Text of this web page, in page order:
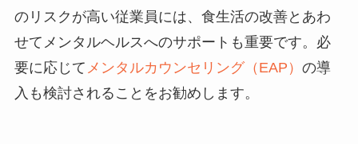
のリスクが高い従業員には、食生活の改善とあわ
せてメンタルヘルスへのサポートも重要です。必
要に応じて メンタルカウンセリング（EAP） の導
入も検討されることをお勧めします。